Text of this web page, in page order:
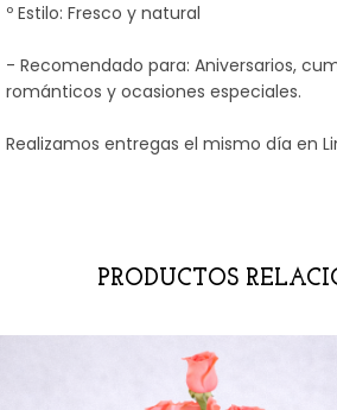
º Estilo: Fresco y natural
- Recomendado para: Aniversarios,
románticos y ocasiones especiales.
Realizamos entregas el mismo día en
PRODUCTOS